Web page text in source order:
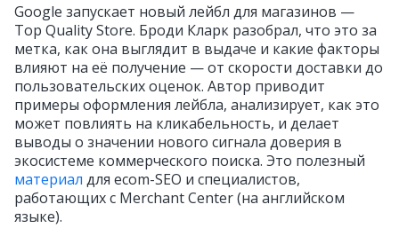
Google запускает новый лейбл для магазинов —
Top Quality Store. Броди Кларк разобрал, что это за
метка, как она выглядит в выдаче и какие факторы
влияют на её получение — от скорости доставки до
пользовательских оценок. Автор приводит
примеры оформления лейбла, анализирует, как это
может повлиять на кликабельность, и делает
выводы о значении нового сигнала доверия в
экосистеме коммерческого поиска. Это полезный
материал для ecom-SEO и специалистов,
работающих с Merchant Center (на английском
языке).